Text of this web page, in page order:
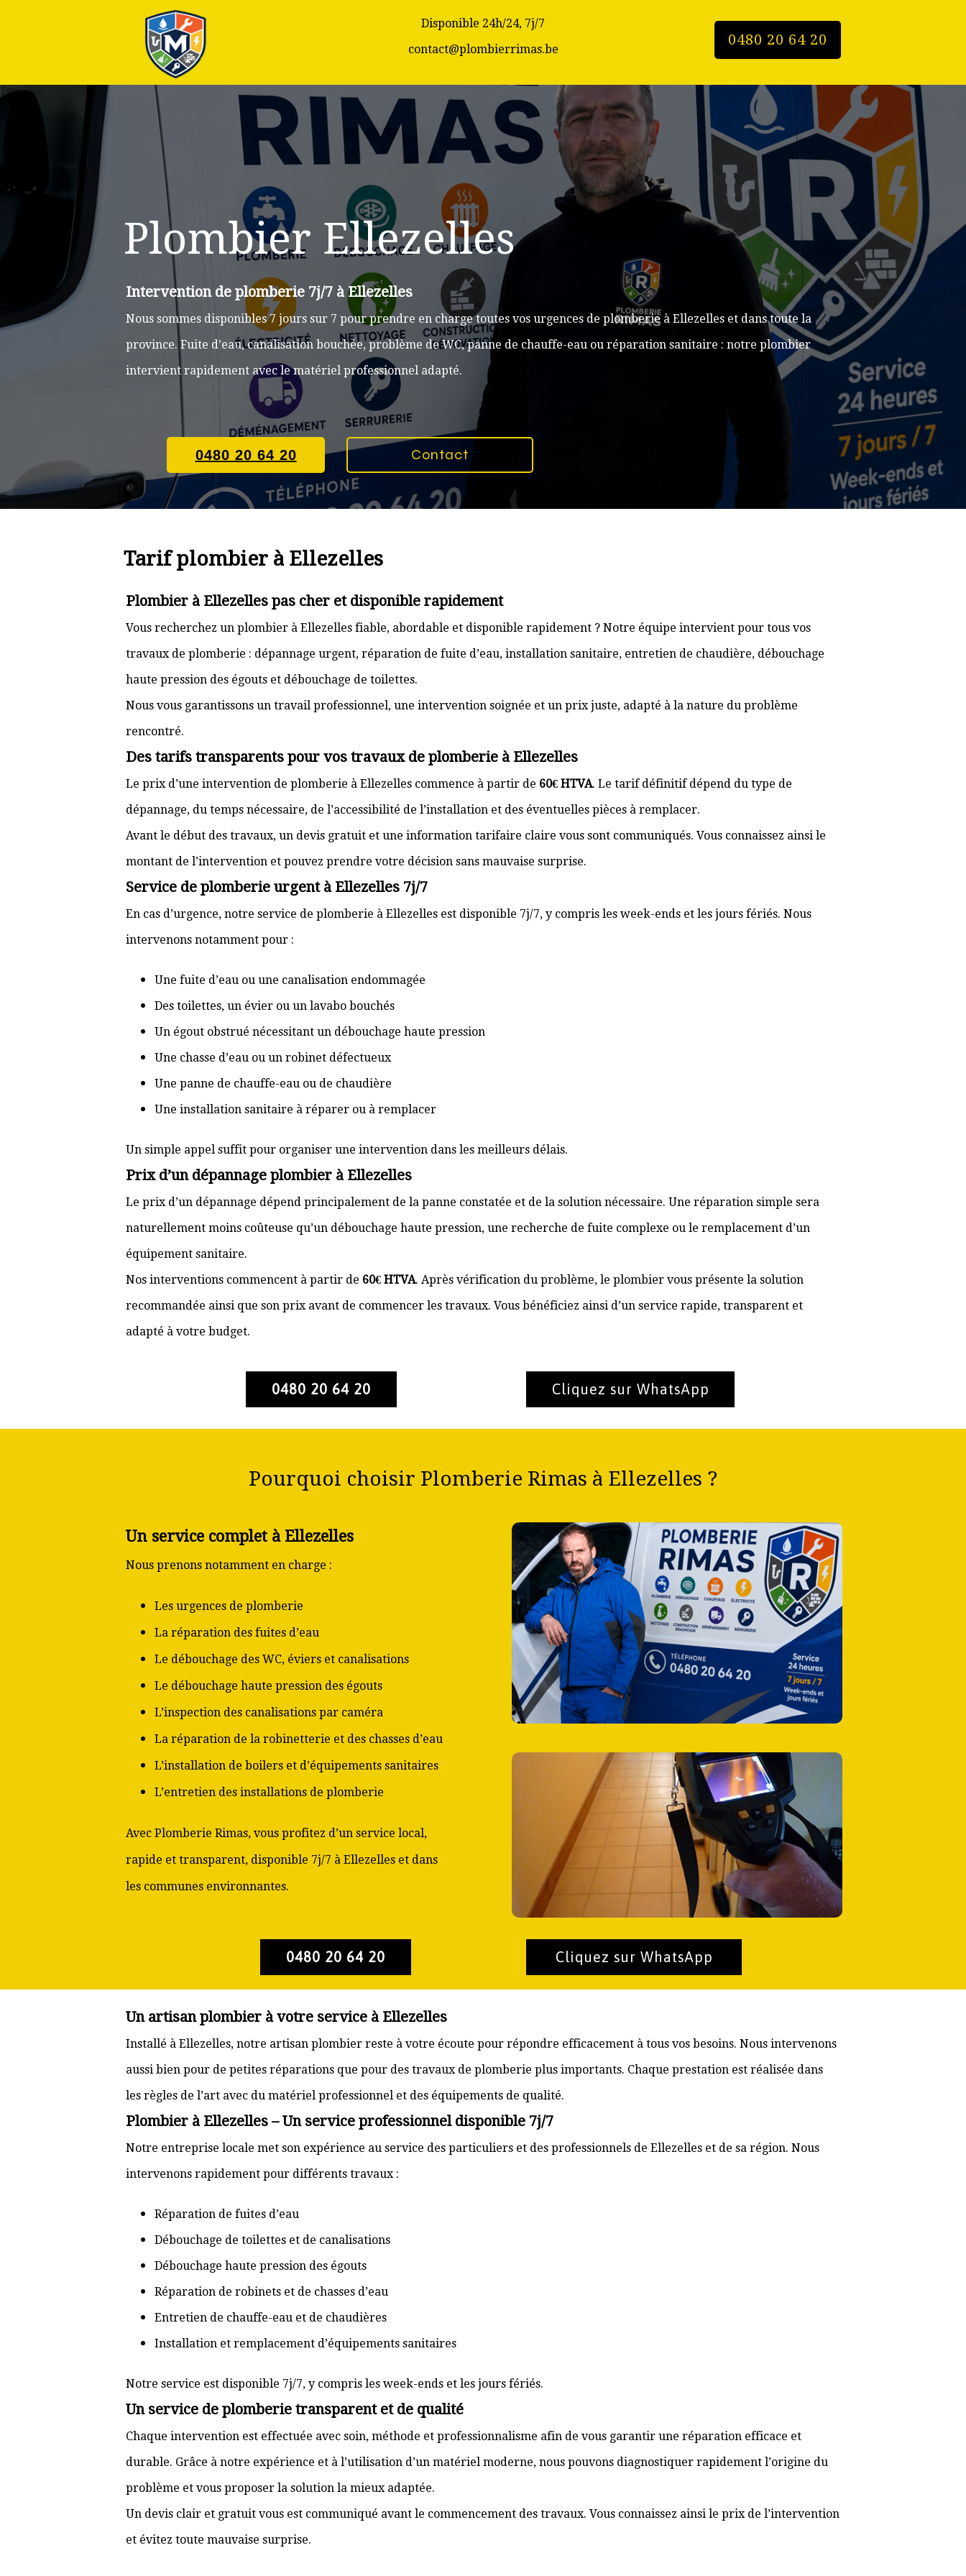
0480 20 64 20
Disponible 24h/24, 7j/7
contact@plombierrimas.be
Plombier Ellezelles
Intervention de plomberie 7j/7 à Ellezelles
Nous sommes disponibles 7 jours sur 7 pour prendre en charge toutes vos urgences de plomberie à Ellezelles et dans toute la
province. Fuite d’eau, canalisation bouchée, problème de WC, panne de chauffe-eau ou réparation sanitaire : notre plombier
intervient rapidement avec le matériel professionnel adapté.
0480 20 64 20 Contact
Tarif plombier à Ellezelles
Plombier à Ellezelles pas cher et disponible rapidement
Vous recherchez un plombier à Ellezelles fiable, abordable et disponible rapidement ? Notre équipe intervient pour tous vos
travaux de plomberie : dépannage urgent, réparation de fuite d’eau, installation sanitaire, entretien de chaudière, débouchage
haute pression des égouts et débouchage de toilettes.
Nous vous garantissons un travail professionnel, une intervention soignée et un prix juste, adapté à la nature du problème
rencontré.
Des tarifs transparents pour vos travaux de plomberie à Ellezelles
Le prix d’une intervention de plomberie à Ellezelles commence à partir de 60€ HTVA. Le tarif définitif dépend du type de
dépannage, du temps nécessaire, de l’accessibilité de l’installation et des éventuelles pièces à remplacer.
Avant le début des travaux, un devis gratuit et une information tarifaire claire vous sont communiqués. Vous connaissez ainsi le
montant de l’intervention et pouvez prendre votre décision sans mauvaise surprise.
Service de plomberie urgent à Ellezelles 7j/7
En cas d’urgence, notre service de plomberie à Ellezelles est disponible 7j/7, y compris les week-ends et les jours fériés. Nous
intervenons notamment pour :
Une fuite d’eau ou une canalisation endommagée
Des toilettes, un évier ou un lavabo bouchés
Un égout obstrué nécessitant un débouchage haute pression
Une chasse d’eau ou un robinet défectueux
Une panne de chauffe-eau ou de chaudière
Une installation sanitaire à réparer ou à remplacer
Un simple appel suffit pour organiser une intervention dans les meilleurs délais.
Prix d’un dépannage plombier à Ellezelles
Le prix d’un dépannage dépend principalement de la panne constatée et de la solution nécessaire. Une réparation simple sera
naturellement moins coûteuse qu’un débouchage haute pression, une recherche de fuite complexe ou le remplacement d’un
équipement sanitaire.
Nos interventions commencent à partir de 60€ HTVA. Après vérification du problème, le plombier vous présente la solution
recommandée ainsi que son prix avant de commencer les travaux. Vous bénéficiez ainsi d’un service rapide, transparent et
adapté à votre budget.
0480 20 64 20 Cliquez sur WhatsApp
Pourquoi choisir Plomberie Rimas à Ellezelles ?
Un service complet à Ellezelles
Nous prenons notamment en charge :
Les urgences de plomberie
La réparation des fuites d’eau
Le débouchage des WC, éviers et canalisations
Le débouchage haute pression des égouts
L’inspection des canalisations par caméra
La réparation de la robinetterie et des chasses d’eau
L’installation de boilers et d’équipements sanitaires
L’entretien des installations de plomberie
Avec Plomberie Rimas, vous profitez d’un service local,
rapide et transparent, disponible 7j/7 à Ellezelles et dans
les communes environnantes.
0480 20 64 20 Cliquez sur WhatsApp
Un artisan plombier à votre service à Ellezelles
Installé à Ellezelles, notre artisan plombier reste à votre écoute pour répondre efficacement à tous vos besoins. Nous intervenons
aussi bien pour de petites réparations que pour des travaux de plomberie plus importants. Chaque prestation est réalisée dans
les règles de l’art avec du matériel professionnel et des équipements de qualité.
Plombier à Ellezelles – Un service professionnel disponible 7j/7
Notre entreprise locale met son expérience au service des particuliers et des professionnels de Ellezelles et de sa région. Nous
intervenons rapidement pour différents travaux :
Réparation de fuites d’eau
Débouchage de toilettes et de canalisations
Débouchage haute pression des égouts
Réparation de robinets et de chasses d’eau
Entretien de chauffe-eau et de chaudières
Installation et remplacement d’équipements sanitaires
Notre service est disponible 7j/7, y compris les week-ends et les jours fériés.
Un service de plomberie transparent et de qualité
Chaque intervention est effectuée avec soin, méthode et professionnalisme afin de vous garantir une réparation efficace et
durable. Grâce à notre expérience et à l’utilisation d’un matériel moderne, nous pouvons diagnostiquer rapidement l’origine du
problème et vous proposer la solution la mieux adaptée.
Un devis clair et gratuit vous est communiqué avant le commencement des travaux. Vous connaissez ainsi le prix de l’intervention
et évitez toute mauvaise surprise.